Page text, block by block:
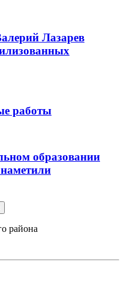
Лазарев
работы
образовании